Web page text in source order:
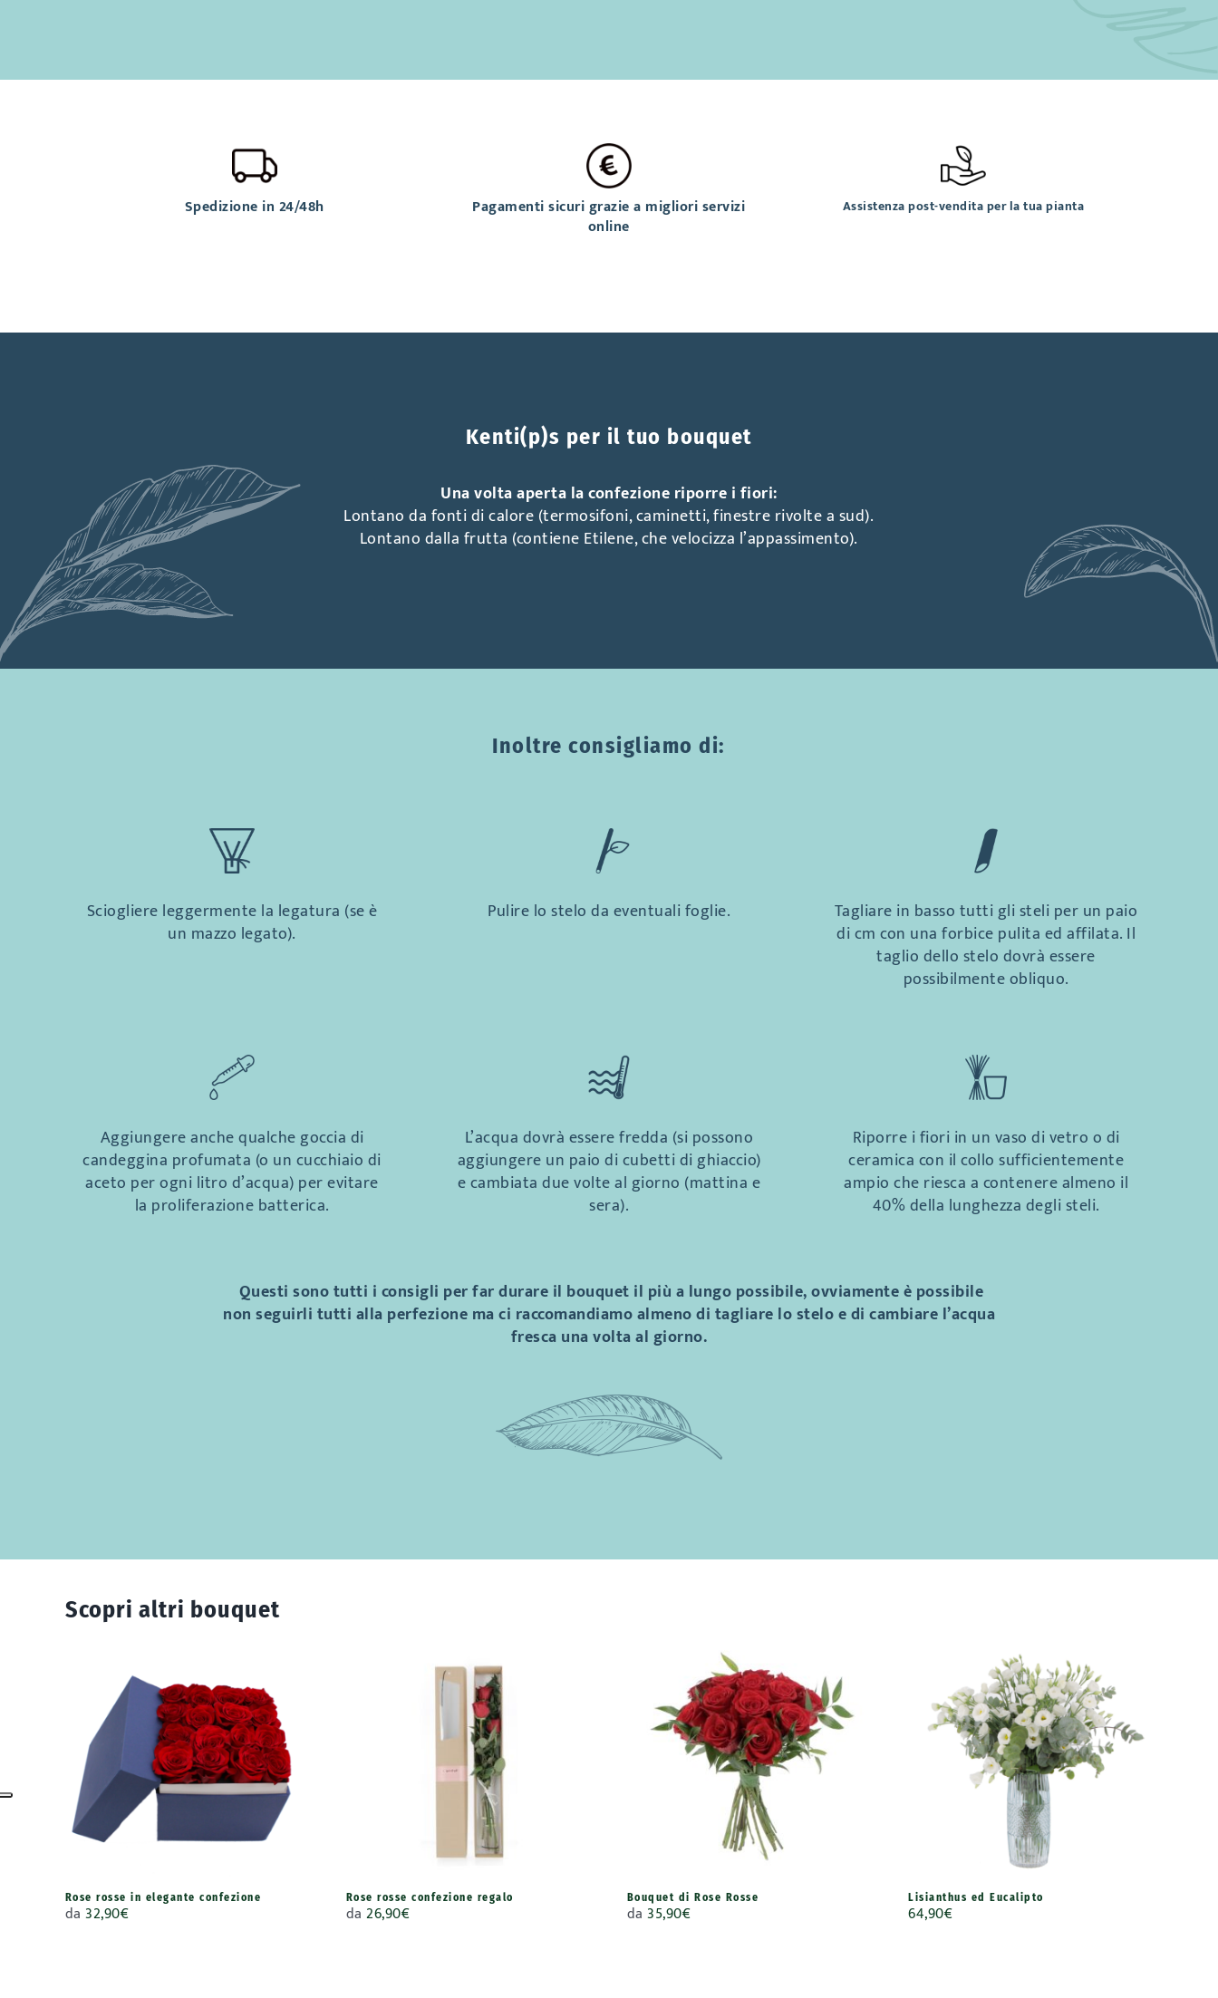
Spedizione in 24/48h
Pagamenti sicuri grazie a migliori servizi
online
Assistenza post-vendita per la tua pianta
Kenti(p)s per il tuo bouquet
Una volta aperta la confezione riporre i fiori:
Lontano da fonti di calore (termosifoni, caminetti, finestre rivolte a sud).
Lontano dalla frutta (contiene Etilene, che velocizza l’appassimento).
Inoltre consigliamo di:
Sciogliere leggermente la legatura (se è
un mazzo legato).
Pulire lo stelo da eventuali foglie.
Tagliare in basso tutti gli steli per un paio
di cm con una forbice pulita ed affilata. Il
taglio dello stelo dovrà essere
possibilmente obliquo.
Aggiungere anche qualche goccia di
candeggina profumata (o un cucchiaio di
aceto per ogni litro d’acqua) per evitare
la proliferazione batterica.
L’acqua dovrà essere fredda (si possono
aggiungere un paio di cubetti di ghiaccio)
e cambiata due volte al giorno (mattina e
sera).
Riporre i fiori in un vaso di vetro o di
ceramica con il collo sufficientemente
ampio che riesca a contenere almeno il
40% della lunghezza degli steli.
Questi sono tutti i consigli per far durare il bouquet il più a lungo possibile, ovviamente è possibile
non seguirli tutti alla perfezione ma ci raccomandiamo almeno di tagliare lo stelo e di cambiare l’acqua
fresca una volta al giorno.
Scopri altri bouquet
Rose rosse in elegante confezione
da32,90€
Rose rosse confezione regalo
da26,90€
Bouquet di Rose Rosse
da35,90€
Lisianthus ed Eucalipto
64,90€